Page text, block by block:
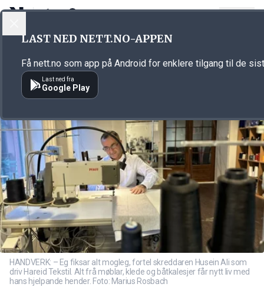
Annonsørinnhold
HANDVERK: – Eg fiksar alt mogleg, fortel skreddaren Husein Ali som
driv Hareid Tekstil. Alt frå møblar, klede og båtkalesjer får nytt liv med
hans hjelpande hender. Foto: Marius Rosbach
LAST NED NETT.NO-APPEN
Få nett.no som app på Android for enklere tilgang til de
Last ned fra
Google Play